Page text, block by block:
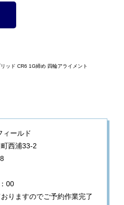
ッド CR6 1G締め 四輪アライメント
ィールド
西浦33-2
00
りますのでご予約作業完了